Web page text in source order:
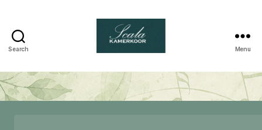
Search
kamerkoor
Menu